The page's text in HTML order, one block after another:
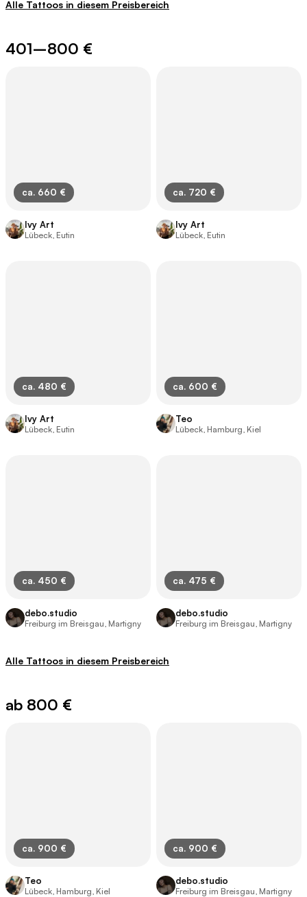
Alle Tattoos in diesem Preisbereich
401–800 €
ca. 660 €
Ivy Art
Lübeck, Eutin
ca. 720 €
Ivy Art
Lübeck, Eutin
ca. 480 €
Ivy Art
Lübeck, Eutin
ca. 600 €
Teo
Lübeck, Hamburg, Kiel
ca. 450 €
debo.studio
Freiburg im Breisgau, Martigny
ca. 475 €
debo.studio
Freiburg im Breisgau, Martigny
Alle Tattoos in diesem Preisbereich
ab 800 €
ca. 900 €
Teo
Lübeck, Hamburg, Kiel
ca. 900 €
debo.studio
Freiburg im Breisgau, Martigny